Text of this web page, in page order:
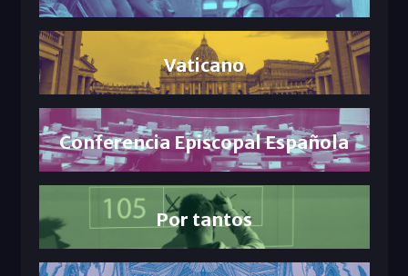
Vaticano
Conferencia Episcopal Española
Por tantos